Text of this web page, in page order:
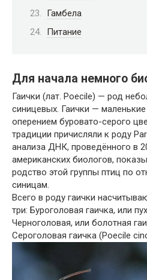
Гамбела
Питание
Для начала немного
Гаички (лат. Poecile) — род
синицевых. Гаички —
оперением буровато-серого
традиции причисляли к роду
анализа ДНК, проведённого в
американских биологов,
родство этой группы птиц по
синицам.
Всего в роду гаички
три: Буроголовая гаичка, или
Черноголовая, или болотная
Сероголовая гаичка (Poecile